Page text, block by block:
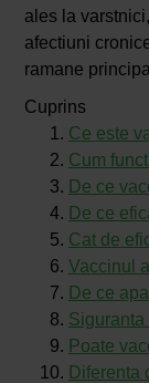
ales la
afectiuni
ramane
Cuprins
Ce este
Cum
De ce
De ce
Cat de
Vaccinul
De ce
Siguranta
Poate
Diferenta